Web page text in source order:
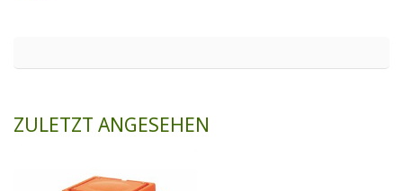
ZULETZT ANGESEHEN